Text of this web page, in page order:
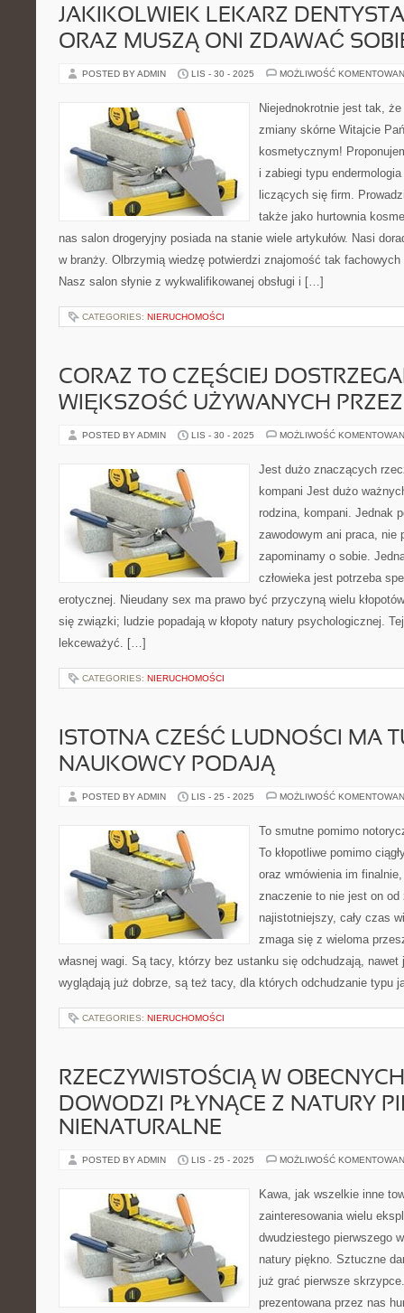
JAKIKOLWIEK LEKARZ
ORAZ MUSZĄ ONI ZDAWAĆ
POSTED BY ADMIN LIS - 30 - 2025 MOŻLIWOŚĆ
Niejednokrotnie jest tak,
zmiany skórne Witajcie
kosmetycznym!
i zabiegi typu
liczących się firm.
także jako hurtownia
nas salon drogeryjny posiada na stanie wiele artykułów. Nasi
w branży. Olbrzymią wiedzę potwierdzi znajomość tak
Nasz salon słynie z wykwalifikowanej obsługi i […]
CATEGORIES: NIERUCHOMOŚCI
CORAZ TO CZĘŚCIEJ
WIĘKSZOŚĆ UŻYWANYCH
POSTED BY ADMIN LIS - 30 - 2025 MOŻLIWOŚĆ
Jest dużo znaczących
kompani Jest dużo
rodzina, kompani. Jednak
zawodowym ani praca, nie
zapominamy o sobie.
człowieka jest potrzeba
erotycznej. Nieudany sex ma prawo być przyczyną wielu
się związki; ludzie popadają w kłopoty natury psychologicznej.
lekceważyć. […]
CATEGORIES: NIERUCHOMOŚCI
ISTOTNA CZEŚĆ LUDNOŚCI MA
NAUKOWCY PODAJĄ
POSTED BY ADMIN LIS - 25 - 2025 MOŻLIWOŚĆ
To smutne pomimo
To kłopotliwe pomimo
oraz wmówienia im
znaczenie to nie jest on
najistotniejszy, cały czas
zmaga się z wieloma
własnej wagi. Są tacy, którzy bez ustanku się odchudzają,
wyglądają już dobrze, są też tacy, dla których odchudzanie typu
CATEGORIES: NIERUCHOMOŚCI
RZECZYWISTOŚCIĄ W
DOWODZI PŁYNĄCE Z NATURY
NIENATURALNE
POSTED BY ADMIN LIS - 25 - 2025 MOŻLIWOŚĆ
Kawa, jak wszelkie inne
zainteresowania wielu
dwudziestego pierwszego
natury piękno. Sztuczne
już grać pierwsze
prezentowana przez nas